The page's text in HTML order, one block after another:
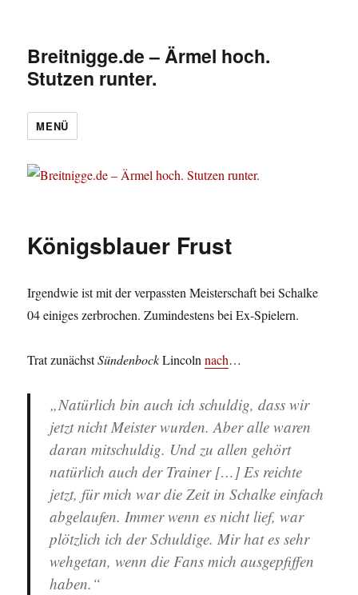
Breitnigge.de – Ärmel hoch.
Stutzen runter.
MENÜ
Königsblauer Frust
Irgendwie ist mit der verpassten Meisterschaft bei Schalke
04 einiges zerbrochen. Zumindestens bei Ex-Spielern.
Trat zunächstSündenbockLincolnnach…
„Natürlich bin auch ich schuldig, dass wir
jetzt nicht Meister wurden. Aber alle waren
daran mitschuldig. Und zu allen gehört
natürlich auch der Trainer […] Es reichte
jetzt, für mich war die Zeit in Schalke einfach
abgelaufen. Immer wenn es nicht lief, war
plötzlich ich der Schuldige. Mir hat es sehr
wehgetan, wenn die Fans mich ausgepfiffen
haben.“